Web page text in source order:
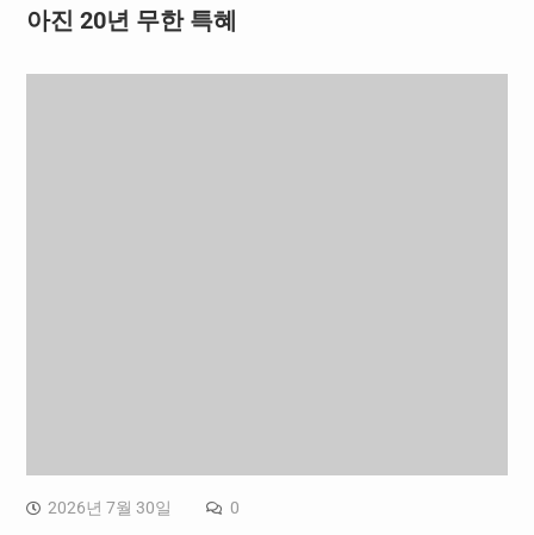
아진 20년 무한 특혜
2026년 7월 30일 0